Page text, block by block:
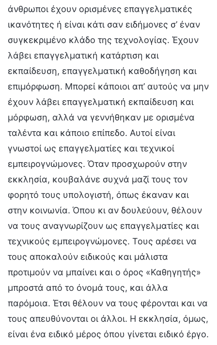
άνθρωποι έχουν ορισμένες επαγγελματικές
ικανότητες ή είναι κάτι σαν ειδήμονες σ’ έναν
συγκεκριμένο κλάδο της τεχνολογίας. Έχουν
λάβει επαγγελματική κατάρτιση και
εκπαίδευση, επαγγελματική καθοδήγηση και
επιμόρφωση. Μπορεί κάποιοι απ’ αυτούς να μην
έχουν λάβει επαγγελματική εκπαίδευση και
μόρφωση, αλλά να γεννήθηκαν με ορισμένα
ταλέντα και κάποιο επίπεδο. Αυτοί είναι
γνωστοί ως επαγγελματίες και τεχνικοί
εμπειρογνώμονες. Όταν προσχωρούν στην
εκκλησία, κουβαλάνε συχνά μαζί τους τον
φορητό τους υπολογιστή, όπως έκαναν και
στην κοινωνία. Όπου κι αν δουλεύουν, θέλουν
να τους αναγνωρίζουν ως επαγγελματίες και
τεχνικούς εμπειρογνώμονες. Τους αρέσει να
τους αποκαλούν ειδικούς και μάλιστα
προτιμούν να μπαίνει και ο όρος «Καθηγητής»
μπροστά από το όνομά τους, και άλλα
παρόμοια. Έτσι θέλουν να τους φέρονται και να
τους απευθύνονται οι άλλοι. Η εκκλησία, όμως,
είναι ένα ειδικό μέρος όπου γίνεται ειδικό έργο.